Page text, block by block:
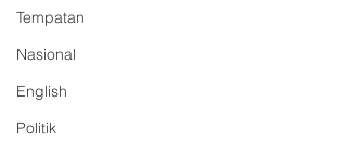
Tempatan
Nasional
English
Politik